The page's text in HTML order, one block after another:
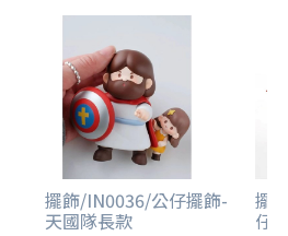
擺飾/IN0036/公仔擺飾-
天國隊長款
擺
仔